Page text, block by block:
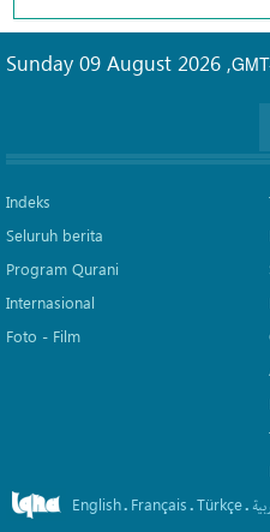
Sunday 09 August 2026 ,
Indeks
Seluruh berita
Program Qurani
Internasional
Foto - Film
English. Français.Türkçe.